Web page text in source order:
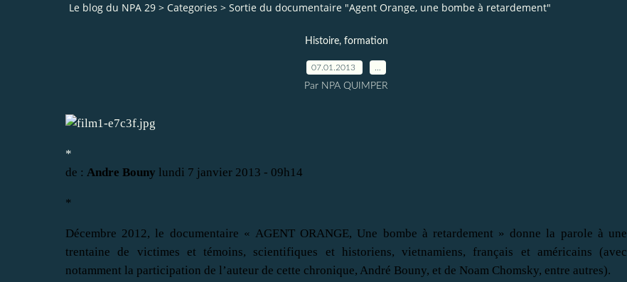
Le blog du NPA 29 > Categories > Sortie du documentaire "Agent Orange, une bombe à retardement"
Histoire, formation
07.01.2013
Par NPA QUIMPER
*
de : Andre Bouny lundi 7 janvier 2013 - 09h14
*
Décembre 2012, le documentaire « AGENT ORANGE, Une bombe à retardement » donne la parole à une
trentaine de victimes et témoins, scientifiques et historiens, vietnamiens, français et américains (avec
notamment la participation de l’auteur de cette chronique, André Bouny, et de Noam Chomsky, entre autres).